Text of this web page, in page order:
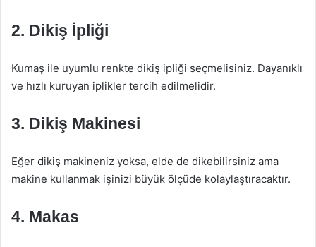
2. Dikiş İpliği
Kumaş ile uyumlu renkte dikiş ipliği seçmelisiniz. Dayanıklı
ve hızlı kuruyan iplikler tercih edilmelidir.
3. Dikiş Makinesi
Eğer dikiş makineniz yoksa, elde de dikebilirsiniz ama
makine kullanmak işinizi büyük ölçüde kolaylaştıracaktır.
4. Makas